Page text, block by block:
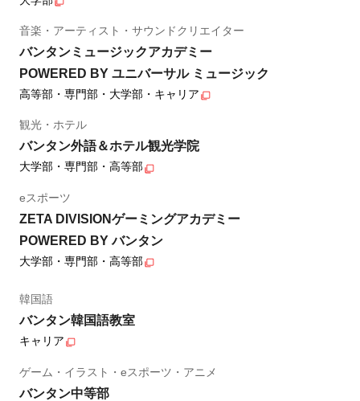
音楽・アーティスト・サウンドクリエイター
バンタンミュージックアカデミー
POWERED BY ユニバーサル ミュージック
高等部・専門部・大学部・キャリア
観光・ホテル
バンタン外語＆ホテル観光学院
大学部・専門部・高等部
eスポーツ
ZETA DIVISIONゲーミングアカデミー
POWERED BY バンタン
大学部・専門部・高等部
韓国語
バンタン韓国語教室
キャリア
ゲーム・イラスト・eスポーツ・アニメ
バンタン中等部